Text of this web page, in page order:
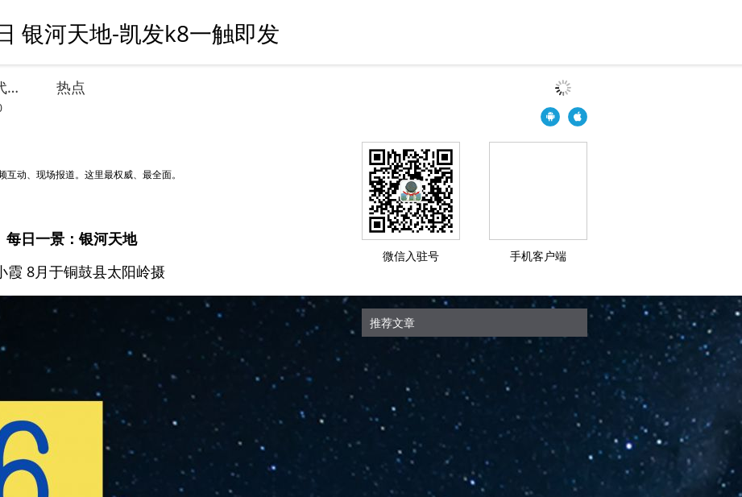
银河天地-凯发k8一触即发
新时代文明实践 热点
动、现场报道。这里最权威、最全面。
每日一景：银河天地
霞 8月于铜鼓县太阳岭摄
微信入驻号 手机客户端
推荐文章